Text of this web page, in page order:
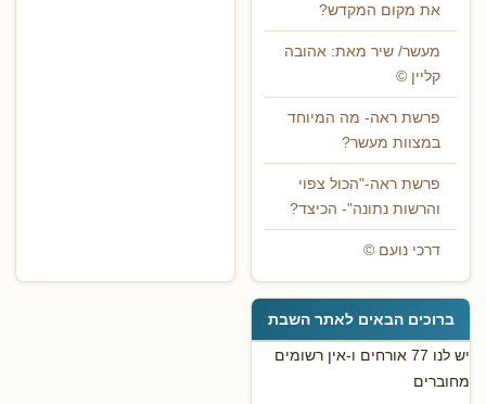
את מקום המקדש?
מעשר/ שיר מאת: אהובה
קליין ©
פרשת ראה- מה המיוחד
במצוות מעשר?
פרשת ראה-"הכול צפוי
והרשות נתונה"- הכיצד?
דרכי נועם ©
ברוכים הבאים לאתר השבת
יש לנו 77 אורחים ו-אין רשומים
מחוברים